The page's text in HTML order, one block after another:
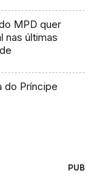
MPD quer
nas últimas
do Príncipe
PUB